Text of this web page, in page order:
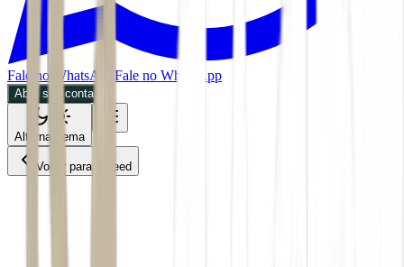
Fale no WhatsApp Fale no WhatsApp
Abra sua conta
Alternar tema
Voltar para o Feed